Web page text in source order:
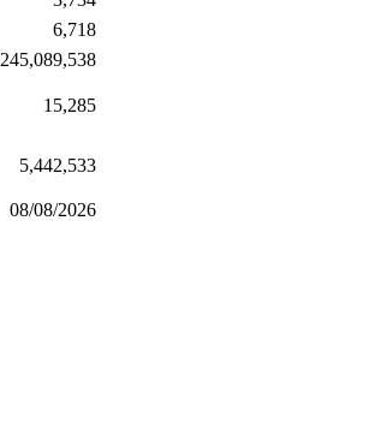
6,718
245,089,538
15,285
5,442,533
08/08/2026